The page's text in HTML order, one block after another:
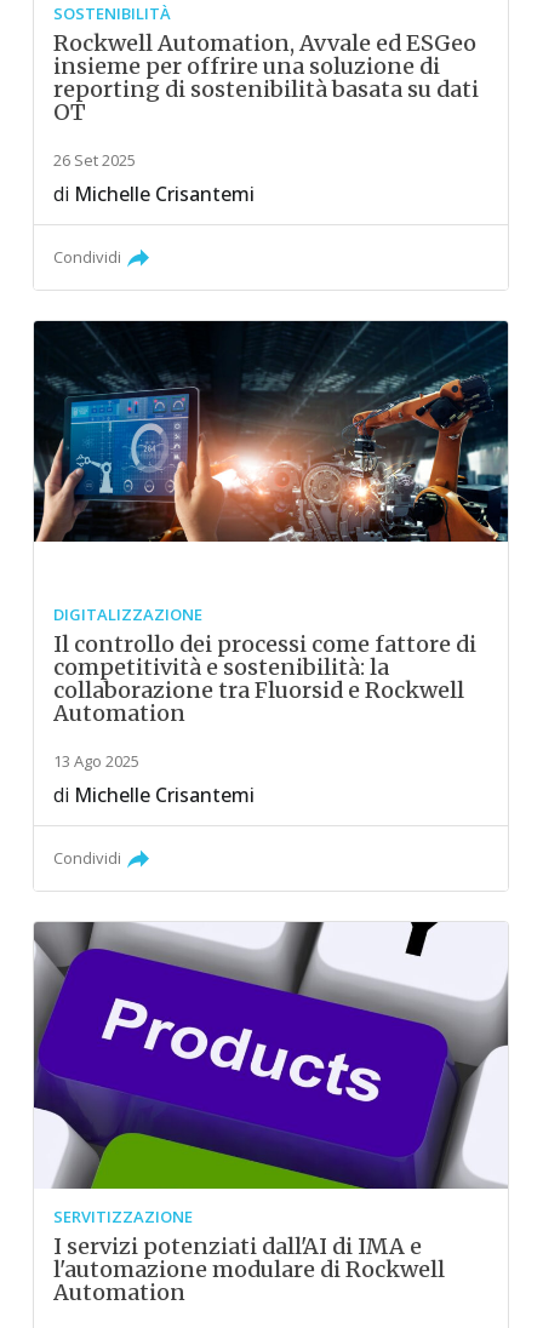
SOSTENIBILITÀ
Rockwell Automation, Avvale ed ESGeo
insieme per offrire una soluzione di
reporting di sostenibilità basata su dati
OT
26 Set 2025
di Michelle Crisantemi
Condividi
DIGITALIZZAZIONE
Il controllo dei processi come fattore di
competitività e sostenibilità: la
collaborazione tra Fluorsid e Rockwell
Automation
13 Ago 2025
di Michelle Crisantemi
Condividi
SERVITIZZAZIONE
I servizi potenziati dall'AI di IMA e
l'automazione modulare di Rockwell
Automation